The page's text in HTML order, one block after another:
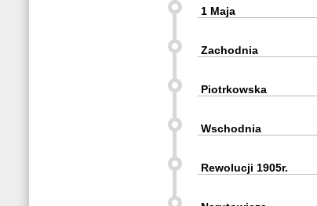
1 Maja
Zachodnia
Piotrkowska
Wschodnia
Rewolucji 1905r.